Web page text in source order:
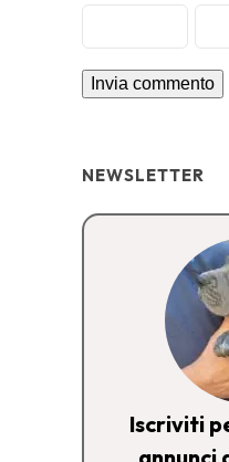
NEWSLETTER
Iscriviti